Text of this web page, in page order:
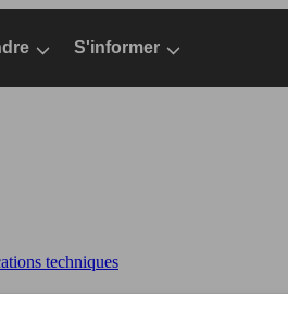
S'informer
techniques
ch DPF DOBLO